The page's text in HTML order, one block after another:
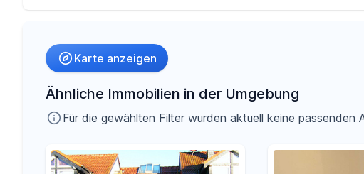
Karte anzeigen
Ähnliche Immobilien in der Umgebung
Für die gewählten Filter wurden aktuell keine